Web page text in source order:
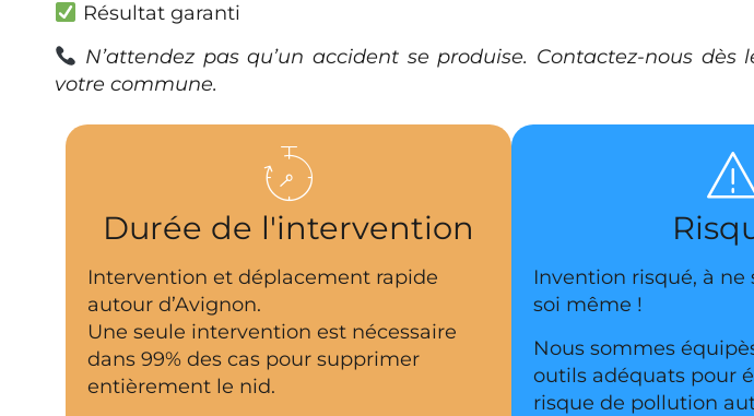
Résultat garanti
N’attendez pas qu’un accident se produise. Contactez-nous
votre commune.
Durée de l'intervention
Intervention et déplacement rapide
autour d’Avignon.
Une seule intervention est nécessaire
dans 99% des cas pour supprimer
entièrement le nid.
Invention risqué, à ne
soi même !
Nous sommes
outils adéquats pour
risque de pollution